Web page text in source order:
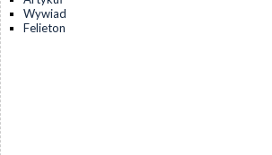
Wywiad
Felieton